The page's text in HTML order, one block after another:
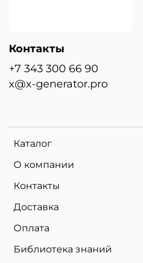
Каталог
О компании
Контакты
Доставка
Оплата
Библиотека знаний
Контакты
+7 343 300 66 90
x@x-generator.pro